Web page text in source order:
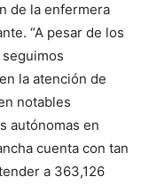
de la enfermera
“A pesar de los
la atención de
notables
autónomas en
cuenta con tan
a 363,126